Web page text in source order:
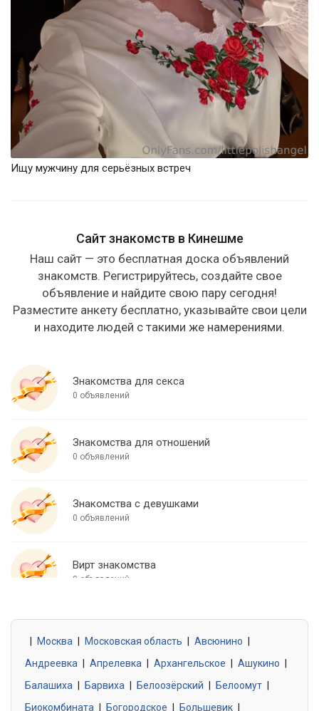
Ищу мужчину для серьёзных встреч
Сайт знакомств в Кинешме
Наш сайт — это бесплатная доска объявлений
знакомств. Регистрируйтесь, создайте свое
объявление и найдите свою пару сегодня!
Разместите анкету бесплатно, указывайте свои цели
и находите людей с такими же намерениями.
Знакомства для секса
0 объявлений
Знакомства для отношений
0 объявлений
Знакомства с девушками
0 объявлений
Вирт знакомства
0 объявлений
0 объявлений
Знакомства без обязательств
0 объявлений
Москва Московская область Авсюнино
Андреевка
Апрелевка Архангельское Ашукино
Балашиха
Барвиха Белоозёрский Белоомут
Биокомбината
Богородское Большевик